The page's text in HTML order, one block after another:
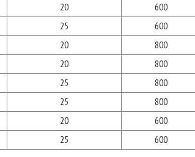
20 600
25 600
20 800
20 800
25 800
25 800
20 600
25 600